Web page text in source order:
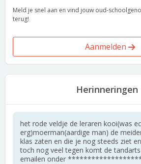
Meld je snel aan en vind jouw oud-
terug!
Aanmelden
Herinneringen
het rode veldje de leraren kooi(was
erg)moerman(aardige man) de
klas zaten en die je nog steeds ziet
toch nog veel tegen komt de
emailen onder